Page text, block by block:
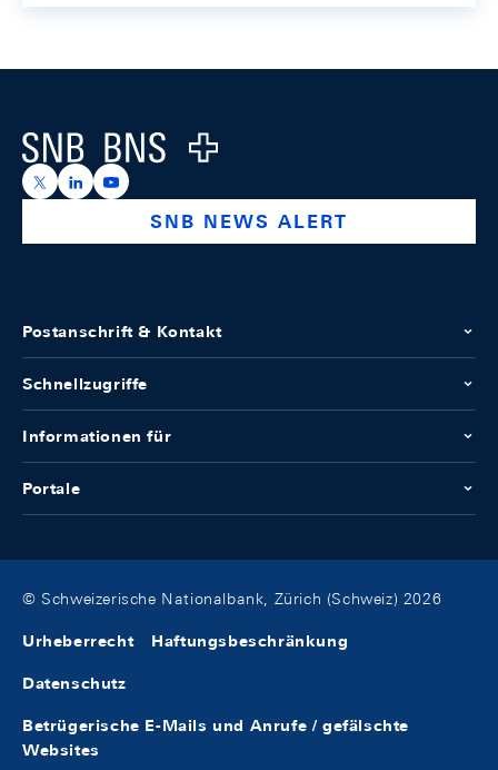
Logo
https://x.com/snb_bns
https://ch.linkedin.com/company/swiss-national-
https://www.youtube.com/@swissnationalbank
SNB NEWS ALERT
Postanschrift & Kontakt
Schnellzugriffe
Informationen für
Portale
© Schweizerische Nationalbank, Zürich (Schweiz) 2026
Urheberrecht Haftungsbeschränkung
Datenschutz
Betrügerische E-Mails und Anrufe / gefälschte
Websites